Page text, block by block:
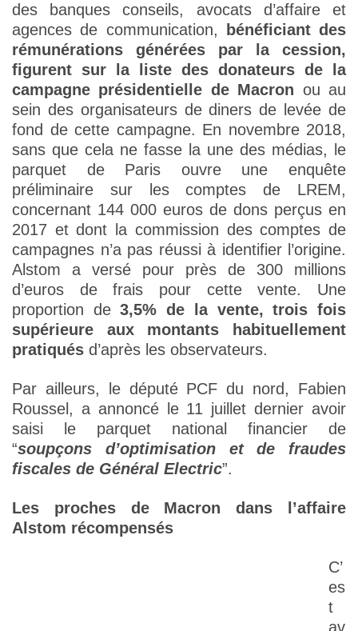
des banques conseils, avocats d’affaire et
agences de communication,
bénéficiant des
rémunérations générées par la cession,
figurent sur la liste des donateurs de la
campagne présidentielle de Macron ou au
sein des organisateurs de diners de levée de
fond de cette campagne. En novembre 2018,
sans que cela ne fasse la une des médias, le
parquet de Paris ouvre une enquête
préliminaire sur les comptes de LREM,
concernant 144 000 euros de dons perçus en
2017 et dont la commission des comptes de
campagnes n’a pas réussi à identifier l’origine.
Alstom a versé pour près de 300 millions
d’euros de frais pour cette vente. Une
proportion de3,5% de la vente, trois fois
supérieure aux montants habituellement
pratiqués d’après les observateurs.
Par ailleurs, le député PCF du nord, Fabien
Roussel, a annoncé le 11 juillet dernier avoir
saisi le parquet national financier de
“soupçons d’optimisation et de fraudes
fiscales de Général Electric”.
Les proches de Macron dans l’affaire
Alstom récompensés
C’
es
t
av